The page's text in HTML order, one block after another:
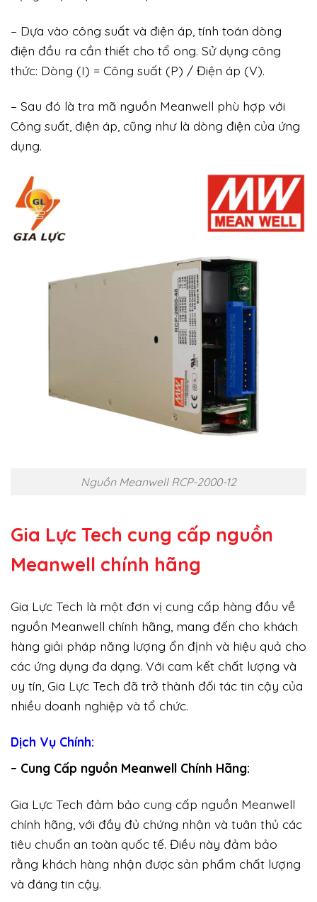
– Dựa vào công suất và điện áp, tính toán dòng
điện đầu ra cần thiết cho tổ ong. Sử dụng công
thức: Dòng (I) = Công suất (P) / Điện áp (V).
– Sau đó là tra mã nguồn Meanwell phù hợp với
Công suất, điện áp, cũng như là dòng điện của ứng
dụng.
Nguồn Meanwell RCP-2000-12
Gia Lực Tech cung cấp nguồn
Meanwell chính hãng
Gia Lực Tech là một đơn vị cung cấp hàng đầu về
nguồn Meanwell chính hãng, mang đến cho khách
hàng giải pháp năng lượng ổn định và hiệu quả cho
các ứng dụng đa dạng. Với cam kết chất lượng và
uy tín, Gia Lực Tech đã trở thành đối tác tin cậy của
nhiều doanh nghiệp và tổ chức.
Dịch Vụ Chính:
– Cung Cấp nguồn Meanwell Chính Hãng:
Gia Lực Tech đảm bảo cung cấp nguồn Meanwell
chính hãng, với đầy đủ chứng nhận và tuân thủ các
tiêu chuẩn an toàn quốc tế. Điều này đảm bảo
rằng khách hàng nhận được sản phẩm chất lượng
và đáng tin cậy.